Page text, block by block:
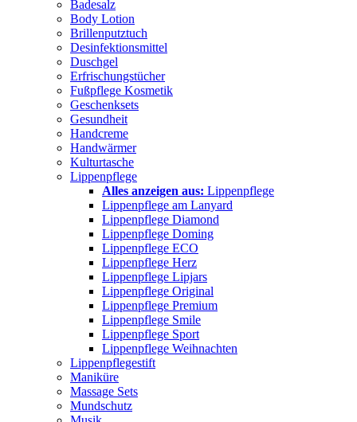
Badesalz
Body Lotion
Brillenputztuch
Desinfektionsmittel
Duschgel
Erfrischungstücher
Fußpflege Kosmetik
Geschenksets
Gesundheit
Handcreme
Handwärmer
Kulturtasche
Lippenpflege
Alles anzeigen aus: Lippenpflege
Lippenpflege am Lanyard
Lippenpflege Diamond
Lippenpflege Doming
Lippenpflege ECO
Lippenpflege Herz
Lippenpflege Lipjars
Lippenpflege Original
Lippenpflege Premium
Lippenpflege Smile
Lippenpflege Sport
Lippenpflege Weihnachten
Lippenpflegestift
Maniküre
Massage Sets
Mundschutz